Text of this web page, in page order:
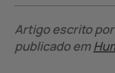
Artigo escrito por
publicado em